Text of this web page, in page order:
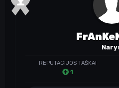
REPUTACIJOS TAŠKAI
1